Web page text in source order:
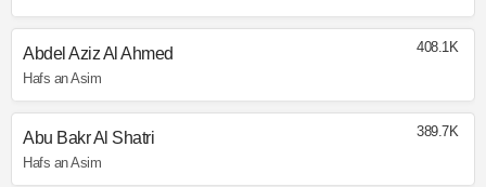
Abdel Aziz Al Ahmed
Hafs an Asim
408.1K
Abu Bakr Al Shatri
Hafs an Asim
389.7K